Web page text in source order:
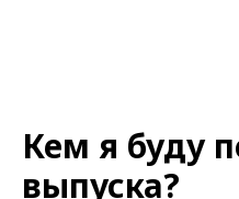
Кем я буду
выпуска?